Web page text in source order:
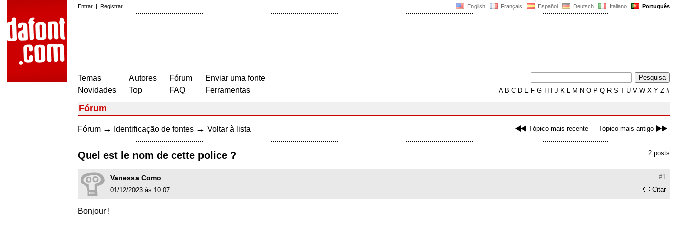
English Français Español Deutsch Italiano Português
Entrar | Registrar
Temas
Novidades
Autores
Top
Fórum
FAQ
Enviar uma fonte
Ferramentas
AB C D E F G H J K L M N O P Q R S T U V W X Y Z #
Fórum
Tópico mais recente Tópico mais antigo
Fórum → Identificação de fontes → Voltar à lista
2 posts
Quel est le nom de cette police ?
#1
Vanessa Como
Citar
01/12/2023 às 10:07
Bonjour !